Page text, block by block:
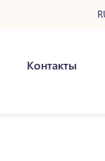
Контакты